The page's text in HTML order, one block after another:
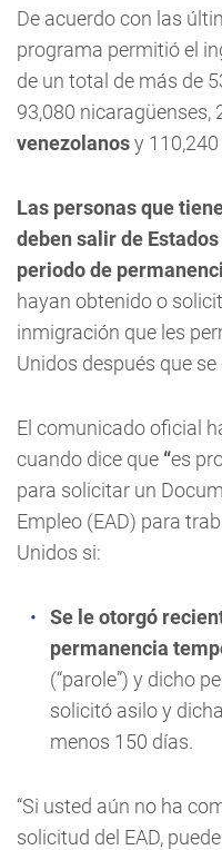
De acuerdo con las
programa permitió el
de un total de más de
93,080 nicaragüenses,
venezolanosy
Las personas que
deben salir de
periodo de
hayan obtenido o
inmigración que les
Unidos después que
El comunicado oficial
cuando dice que “es
para solicitar un
Empleo (EAD) para
Unidos si:
Se le otorgó
permanencia
(“parole”) y dicho
solicitó asilo y
menos 150 días.
“Si usted aún no ha
solicitud del EAD,